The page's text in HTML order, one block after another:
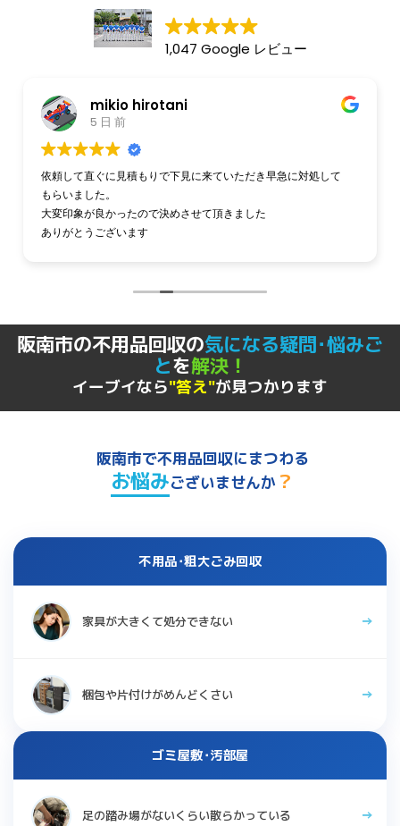
1,047 Google レビュー
mikio hirotani
5 日 前
依頼して直ぐに見積もりで下見に来ていただき早急に対処して
もらいました。
大変印象が良かったので決めさせて頂きました
ありがとうございます
阪南市の不用品回収の気になる疑問･悩みご
とを解決！
イーブイなら"答え"が見つかります
阪南市で不用品回収にまつわる
お悩みございませんか ？
不用品･粗大ごみ回収
家具が大きくて処分できない
梱包や片付けがめんどくさい
ゴミ屋敷･汚部屋
足の踏み場がないくらい散らかっている